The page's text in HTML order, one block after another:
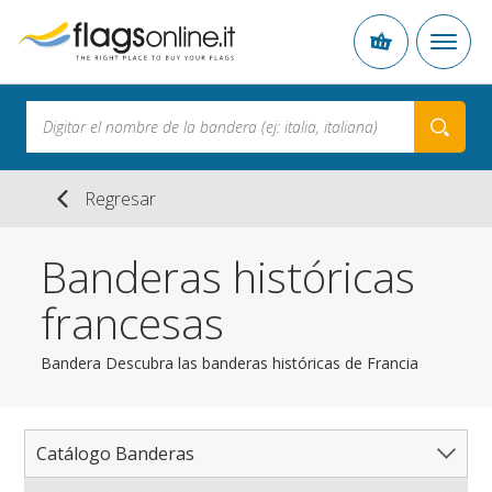
Regresar
Banderas históricas
francesas
Bandera Descubra las banderas históricas de Francia
Catálogo Banderas